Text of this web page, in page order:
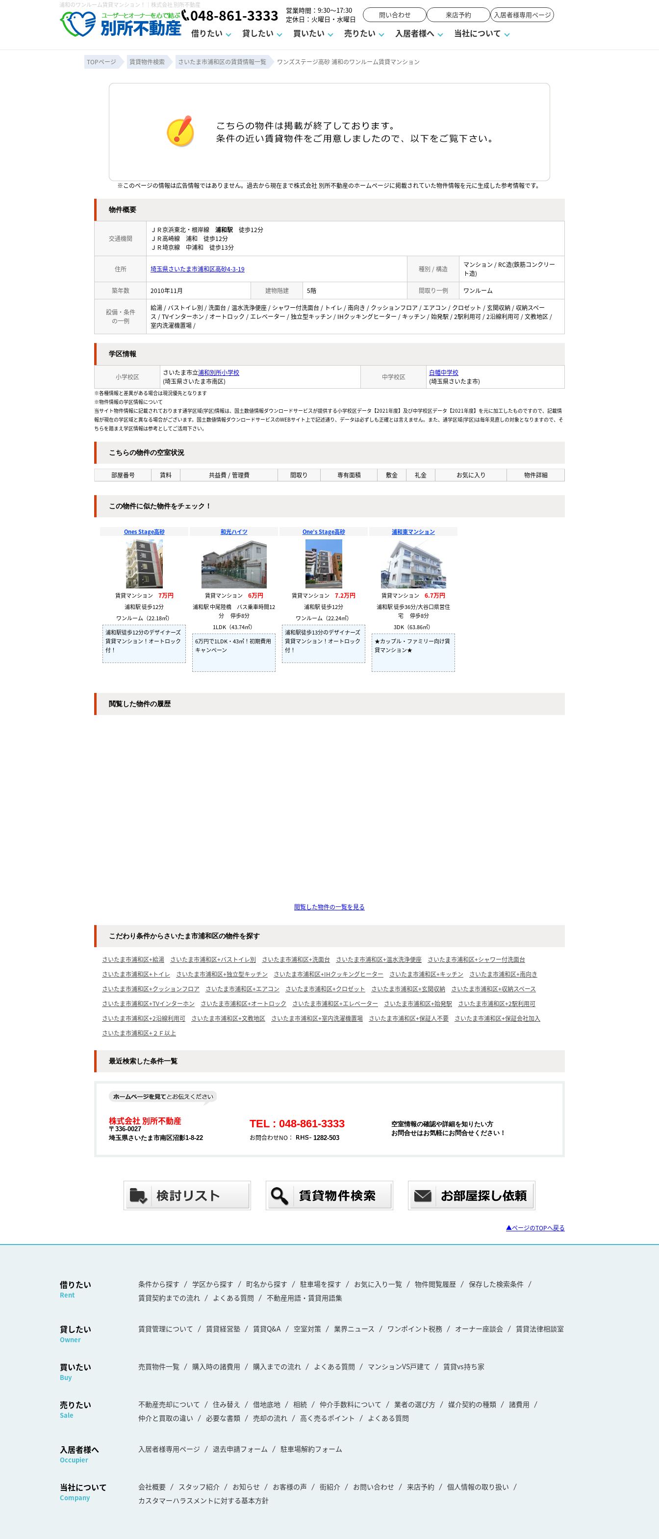
浦和のワンルーム賃貸マンション！｜株式会社 別所不動産
048-861-3333
営業時間：9:30～17:30
定休日：火曜日・水曜日
問い合わせ 来店予約 入居者様専用ページ
借りたい
賃貸契約までの流れ よくある質問 不動産用語・賃貸用語集
貸したい
賃貸法律相談室
買いたい 売りたい
諸費用 仲介と買取の違い 必要な書類
入居者様へ 当社について
カスタマーハラスメントに対する基本方針
TOPページ 賃貸物件検索 さいたま市浦和区の賃貸情報一覧 ワンズステージ高砂 浦和のワンルーム賃貸マンション
※このページの情報は広告情報ではありません。過去から現在まで株式会社 別所不動産のホームぺージに掲載されていた物件情報を元に生成した参考情報です。
物件概要
交通機関
ＪＲ京浜東北・根岸線 浦和駅 徒歩12分
ＪＲ高崎線 浦和 徒歩12分
ＪＲ埼京線 中浦和 徒歩13分
住所 埼玉県さいたま市浦和区高砂4-3-19 種別 / 構造
マンション / RC造(鉄筋コンクリー
ト造)
築年数 2010年11月 建物階建 5階 間取り一例 ワンルーム
設備・条件
の一例
給湯 / バストイレ別 / 洗面台 / 温水洗浄便座 / シャワー付洗面台 / トイレ / 南向き / クッションフロア / エアコン / クロゼット / 玄関収納 / 収納スペー
ス / TVインターホン / オートロック / エレベーター / 独立型キッチン / IHクッキングヒーター / キッチン / 始発駅 / 2駅利用可 / 2沿線利用可 / 文教地区 /
室内洗濯機置場 /
学区情報
小学校区
さいたま市立浦和別所小学校
(埼玉県さいたま市南区)
中学校区
白幡中学校
(埼玉県さいたま市)
※各種情報と差異がある場合は現況優先となります
※物件情報の学区情報について
当サイト物件情報に記載されております通学区域(学区)情報は、国土数値情報ダウンロードサービスが提供する小学校区データ【2021年度】及び中学校区データ【2021年度】を元に加工したものですので、記載情
報が現在の学区域と異なる場合がございます。国土数値情報ダウンロードサービスのWEBサイト上で記述通り、データは必ずしも正確とは言えません。また、通学区域(学区)は毎年見直しの対象となりますので、そ
ちらを踏まえ学区情報は参考としてご活用下さい。
こちらの物件の空室状況
部屋番号 賃料 共益費 / 管理費 間取り 専有面積 敷金 礼金 お気に入り 物件詳細
この物件に似た物件をチェック！
Ones Stage高砂
賃貸マンション 7万円
浦和駅 徒歩12分
ワンルーム（22.18㎡）
浦和駅徒歩12分のデザイナーズ
賃貸マンション！オートロック
付！
和光ハイツ
賃貸マンション 6万円
浦和駅 中尾陸橋 バス乗車時間12
分 停歩8分
1LDK（43.74㎡）
6万円で1LDK・43㎡！初期費用
キャンペーン
One’s Stage高砂
賃貸マンション 7.2万円
浦和駅 徒歩12分
ワンルーム（22.24㎡）
浦和駅徒歩13分のデザイナーズ
賃貸マンション！オートロック
付！
浦和東マンション
賃貸マンション 6.7万円
浦和駅 徒歩36分/大谷口県営住
宅 停歩8分
3DK（63.86㎡）
★カップル・ファミリー向け賃
貸マンション★
閲覧した物件の履歴
閲覧した物件の一覧を見る
こだわり条件からさいたま市浦和区の物件を探す
さいたま市浦和区+給湯 さいたま市浦和区+バストイレ別 さいたま市浦和区+洗面台 さいたま市浦和区+温水洗浄便座
さいたま市浦和区+シャワー付洗面台
さいたま市浦和区+トイレ
さいたま市浦和区+独立型キッチン さいたま市浦和区+IHクッキングヒーター さいたま市浦和区+キッチン
さいたま市浦和区+南向き
さいたま市浦和区+クッションフロア
さいたま市浦和区+エアコン さいたま市浦和区+クロゼット さいたま市浦和区+玄関収納
さいたま市浦和区+収納スペース
さいたま市浦和区+TVインターホン
さいたま市浦和区+オートロック さいたま市浦和区+エレベーター さいたま市浦和区+始発駅
さいたま市浦和区+2駅利用可
さいたま市浦和区+2沿線利用可
さいたま市浦和区+文教地区 さいたま市浦和区+室内洗濯機置場 さいたま市浦和区+保証人不要
さいたま市浦和区+保証会社加入
さいたま市浦和区+２Ｆ以上
最近検索した条件一覧
株式会社 別所不動産
〒336-0027
埼玉県さいたま市南区沼影1-8-22
TEL : 048-861-3333
お問合わせNO： 1282-503
空室情報の確認や詳細を知りたい方
お問合せはお気軽にお問合せください！
▲ページのTOPへ戻る
借りたい
Rent
条件から探す 学区から探す 町名から探す 駐車場を探す お気に入り一覧 物件閲覧履歴
保存した検索条件
賃貸契約までの流れ
よくある質問 不動産用語・賃貸用語集
貸したい
Owner
賃貸管理について 賃貸経営塾 賃貸Q&A 空室対策 業界ニュース ワンポイント税務 オーナー座談会 賃貸法律相談室
買いたい
Buy
売買物件一覧 購入時の諸費用 購入までの流れ よくある質問 マンションVS戸建て 賃貸vs持ち家
売りたい
Sale
不動産売却について 住み替え 借地底地 相続 仲介手数料について 業者の選び方 媒介契約の種類
諸費用
仲介と買取の違い
必要な書類 売却の流れ 高く売るポイント よくある質問
入居者様へ
Occupier
入居者様専用ページ 退去申請フォーム 駐車場解約フォーム
当社について
Company
会社概要 スタッフ紹介 お知らせ お客様の声 街紹介 お問い合わせ 来店予約
個人情報の取り扱い
カスタマーハラスメントに対する基本方針